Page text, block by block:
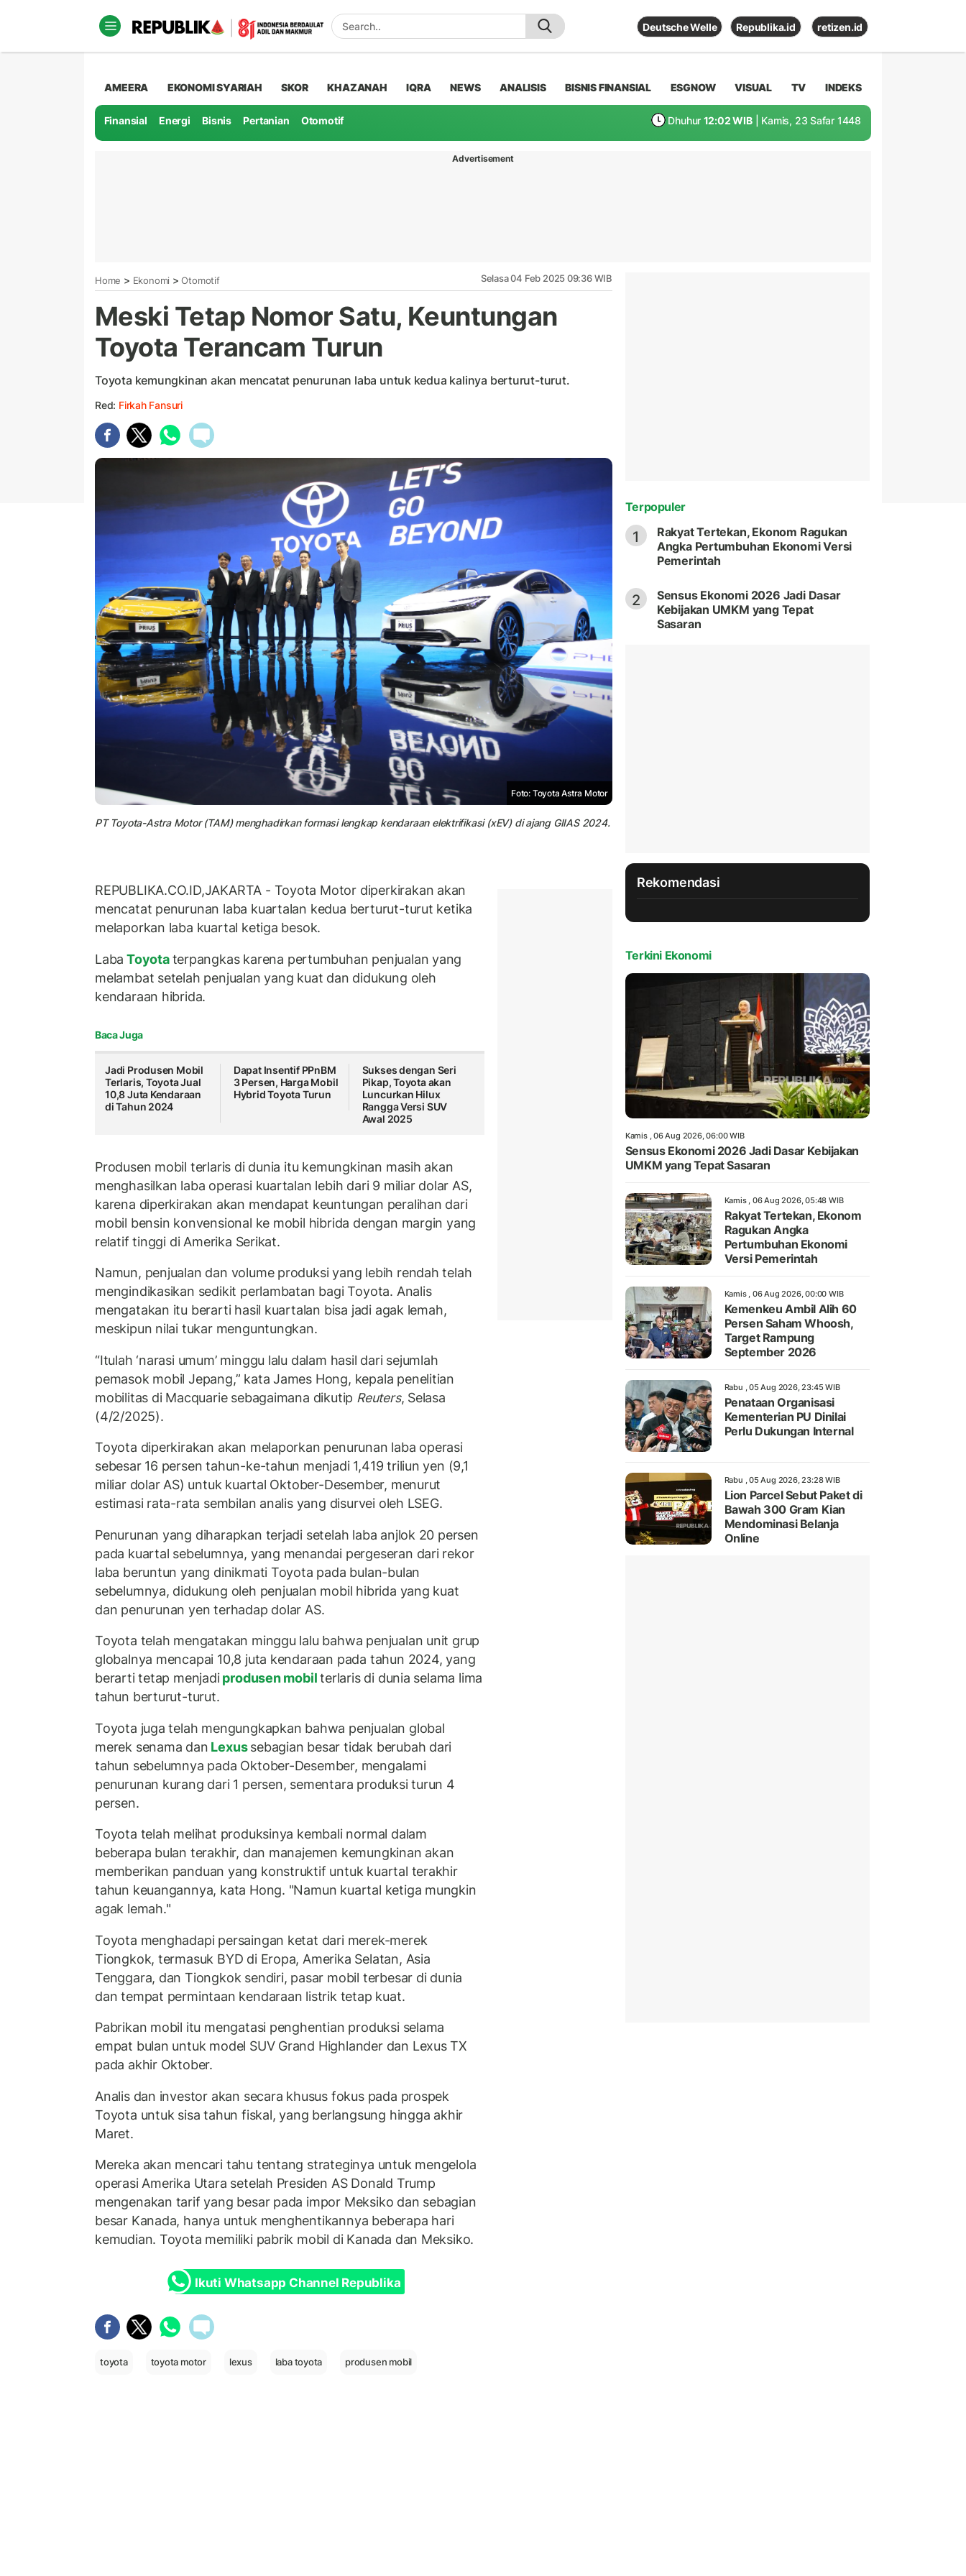
Deutsche Welle Republika.id retizen.id
AMEERA EKONOMI SYARIAH SKOR KHAZANAH IQRA NEWS ANALISIS BISNIS FINANSIAL ESGNOW VISUAL TV INDEKS
Finansial Energi Bisnis Pertanian Otomotif Dhuhur 12:02 WIB | Kamis, 23 Safar 1448
Advertisement
Home > Ekonomi > Otomotif Selasa 04 Feb 2025 09:36 WIB
Meski Tetap Nomor Satu, Keuntungan
Toyota Terancam Turun
Toyota kemungkinan akan mencatat penurunan laba untuk kedua kalinya berturut-turut.
Red: Firkah Fansuri
Foto: Toyota Astra Motor
PT Toyota-Astra Motor (TAM) menghadirkan formasi lengkap kendaraan elektrifikasi (xEV) di ajang GIIAS 2024.
REPUBLIKA.CO.ID,JAKARTA - Toyota Motor diperkirakan akan
mencatat penurunan laba kuartalan kedua berturut-turut ketika
melaporkan laba kuartal ketiga besok.
Laba Toyotaterpangkas karena pertumbuhan penjualan yang
melambat setelah penjualan yang kuat dan didukung oleh
kendaraan hibrida.
Baca Juga
Jadi Produsen Mobil
Terlaris, Toyota Jual
10,8 Juta Kendaraan
di Tahun 2024
Dapat Insentif PPnBM
3 Persen, Harga Mobil
Hybrid Toyota Turun
Sukses dengan Seri
Pikap, Toyota akan
Luncurkan Hilux
Rangga Versi SUV
Awal 2025
Produsen mobil terlaris di dunia itu kemungkinan masih akan
menghasilkan laba operasi kuartalan lebih dari 9 miliar dolar AS,
karena diperkirakan akan mendapat keuntungan peralihan dari
mobil bensin konvensional ke mobil hibrida dengan margin yang
relatif tinggi di Amerika Serikat.
Namun, penjualan dan volume produksi yang lebih rendah telah
mengindikasikan sedikit perlambatan bagi Toyota. Analis
mengatakan itu berarti hasil kuartalan bisa jadi agak lemah,
meskipun nilai tukar menguntungkan.
“Itulah ‘narasi umum’ minggu lalu dalam hasil dari sejumlah
pemasok mobil Jepang,” kata James Hong, kepala penelitian
mobilitas di Macquarie sebagaimana dikutip Reuters, Selasa
(4/2/2025).
Toyota diperkirakan akan melaporkan penurunan laba operasi
sebesar 16 persen tahun-ke-tahun menjadi 1,419 triliun yen (9,1
miliar dolar AS) untuk kuartal Oktober-Desember, menurut
estimasi rata-rata sembilan analis yang disurvei oleh LSEG.
Penurunan yang diharapkan terjadi setelah laba anjlok 20 persen
pada kuartal sebelumnya, yang menandai pergeseran dari rekor
laba beruntun yang dinikmati Toyota pada bulan-bulan
sebelumnya, didukung oleh penjualan mobil hibrida yang kuat
dan penurunan yen terhadap dolar AS.
Toyota telah mengatakan minggu lalu bahwa penjualan unit grup
globalnya mencapai 10,8 juta kendaraan pada tahun 2024, yang
berarti tetap menjadiprodusen mobilterlaris di dunia selama lima
tahun berturut-turut.
Toyota juga telah mengungkapkan bahwa penjualan global
merek senama dan Lexussebagian besar tidak berubah dari
tahun sebelumnya pada Oktober-Desember, mengalami
penurunan kurang dari 1 persen, sementara produksi turun 4
persen.
Toyota telah melihat produksinya kembali normal dalam
beberapa bulan terakhir, dan manajemen kemungkinan akan
memberikan panduan yang konstruktif untuk kuartal terakhir
tahun keuangannya, kata Hong. "Namun kuartal ketiga mungkin
agak lemah."
Toyota menghadapi persaingan ketat dari merek-merek
Tiongkok, termasuk BYD di Eropa, Amerika Selatan, Asia
Tenggara, dan Tiongkok sendiri, pasar mobil terbesar di dunia
dan tempat permintaan kendaraan listrik tetap kuat.
Pabrikan mobil itu mengatasi penghentian produksi selama
empat bulan untuk model SUV Grand Highlander dan Lexus TX
pada akhir Oktober.
Analis dan investor akan secara khusus fokus pada prospek
Toyota untuk sisa tahun fiskal, yang berlangsung hingga akhir
Maret.
Mereka akan mencari tahu tentang strateginya untuk mengelola
operasi Amerika Utara setelah Presiden AS Donald Trump
mengenakan tarif yang besar pada impor Meksiko dan sebagian
besar Kanada, hanya untuk menghentikannya beberapa hari
kemudian. Toyota memiliki pabrik mobil di Kanada dan Meksiko.
Ikuti Whatsapp Channel Republika
toyota toyota motor lexus laba toyota produsen mobil
Terpopuler
1
Rakyat Tertekan, Ekonom Ragukan
Angka Pertumbuhan Ekonomi Versi
Pemerintah
2
Sensus Ekonomi 2026 Jadi Dasar
Kebijakan UMKM yang Tepat
Sasaran
Rekomendasi
Terkini Ekonomi
Kamis , 06 Aug 2026, 06:00 WIB
Sensus Ekonomi 2026 Jadi Dasar Kebijakan
UMKM yang Tepat Sasaran
Kamis , 06 Aug 2026, 05:48 WIB
Rakyat Tertekan, Ekonom
Ragukan Angka
Pertumbuhan Ekonomi
Versi Pemerintah
Kamis , 06 Aug 2026, 00:00 WIB
Kemenkeu Ambil Alih 60
Persen Saham Whoosh,
Target Rampung
September 2026
Rabu , 05 Aug 2026, 23:45 WIB
Penataan Organisasi
Kementerian PU Dinilai
Perlu Dukungan Internal
Rabu , 05 Aug 2026, 23:28 WIB
Lion Parcel Sebut Paket di
Bawah 300 Gram Kian
Mendominasi Belanja
Online